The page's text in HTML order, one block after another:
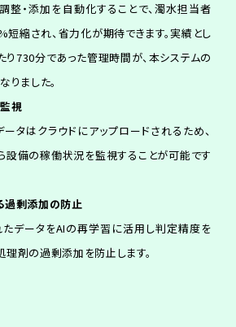
整・添加を自動化することで、濁水担当者
縮され、省力化が期待できます。実績とし
り730分であった管理時間が、本システムの
りました。
視
タはクラウドにアップロードされるため、
設備の稼働状況を監視することが可能です
過剰添加の防止
たデータをAIの再学習に活用し判定精度を
理剤の過剰添加を防止します。